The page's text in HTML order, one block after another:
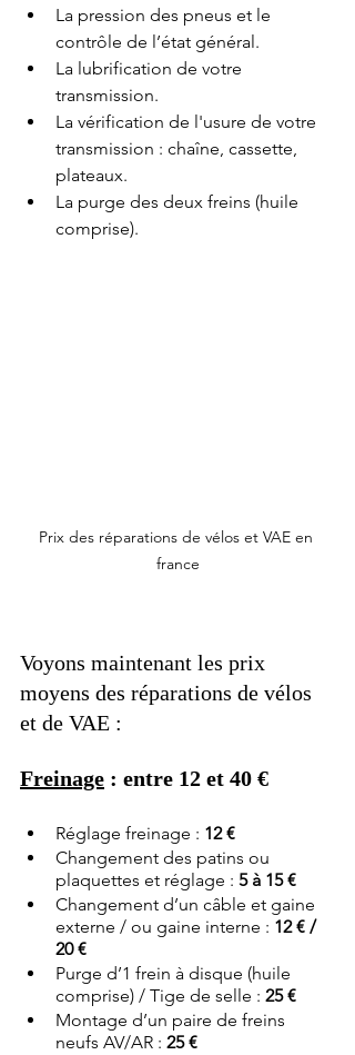
La pression des pneus et le
contrôle de l’état général.
La lubrification de votre
transmission.
La vérification de l'usure de votre
transmission : chaîne, cassette,
plateaux.
La purge des deux freins (huile
comprise).
Prix des réparations de vélos et VAE en
france
Voyons maintenant les prix
moyens des réparations de vélos
et de VAE :
Freinage : entre 12 et 40 €
Réglage freinage : 12 €
Changement des patins ou
plaquettes et réglage : 5 à 15 €
Changement d’un câble et gaine
externe / ou gaine interne : 12 € /
20 €
Purge d’1 frein à disque (huile
comprise) / Tige de selle : 25 €
Montage d’un paire de freins
neufs AV/AR : 25 €